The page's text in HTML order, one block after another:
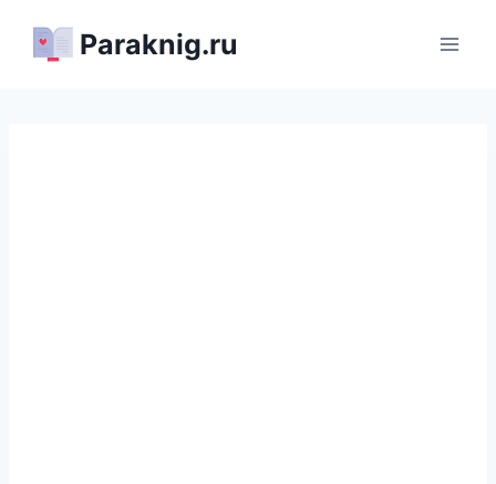
Paraknig.ru